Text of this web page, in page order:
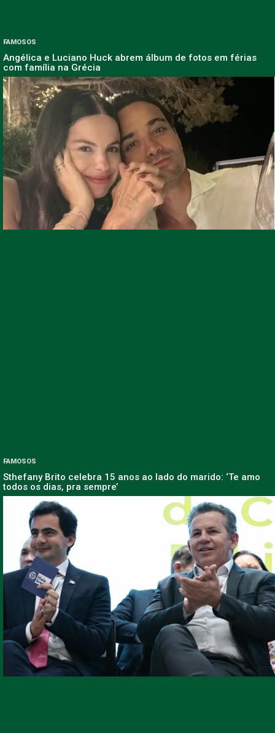
FAMOSOS
Angélica e Luciano Huck abrem álbum de fotos em férias
com família na Grécia
FAMOSOS
Sthefany Brito celebra 15 anos ao lado do marido: ‘Te amo
todos os dias, pra sempre’